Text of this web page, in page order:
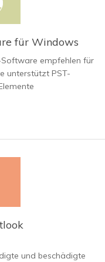
für Windows
empfehlen für
unterstützt PST-
und beschädigte